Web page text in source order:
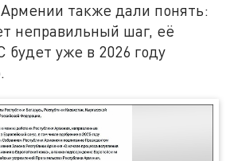
также дали понять:
неправильный шаг, её
будет уже в 2026 году